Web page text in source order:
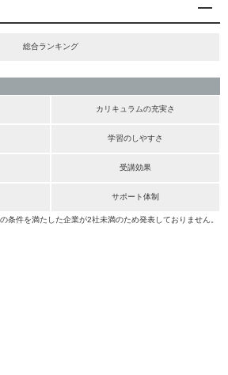
総合ランキング
カリキュラムの充実さ
学習のしやすさ
受講効果
サポート体制
条件を満たした企業が2社未満のため発表しておりません。